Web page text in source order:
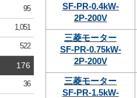
95
1,051
522
176
36
SF-PR-0.4kW-
2P-200V
三菱モーター
SF-PR-0.75kW-
2P-200V
三菱モーター
SF-PR-1.5kW-